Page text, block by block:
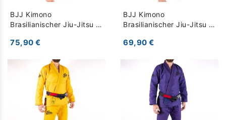
BJJ Kimono
Brasilianischer Jiu-Jitsu -
75,90 €
BJJ Kimono
Brasilianischer Jiu-Jitsu -
69,90 €